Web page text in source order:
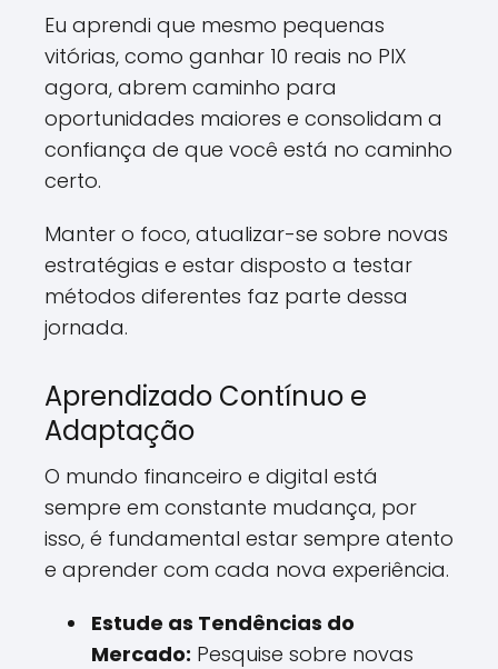
Eu aprendi que mesmo pequenas
vitórias, como ganhar 10 reais no PIX
agora, abrem caminho para
oportunidades maiores e consolidam a
confiança de que você está no caminho
certo.
Manter o foco, atualizar-se sobre novas
estratégias e estar disposto a testar
métodos diferentes faz parte dessa
jornada.
Aprendizado Contínuo e
Adaptação
O mundo financeiro e digital está
sempre em constante mudança, por
isso, é fundamental estar sempre atento
e aprender com cada nova experiência.
Estude as Tendências do
Mercado: Pesquise sobre novas